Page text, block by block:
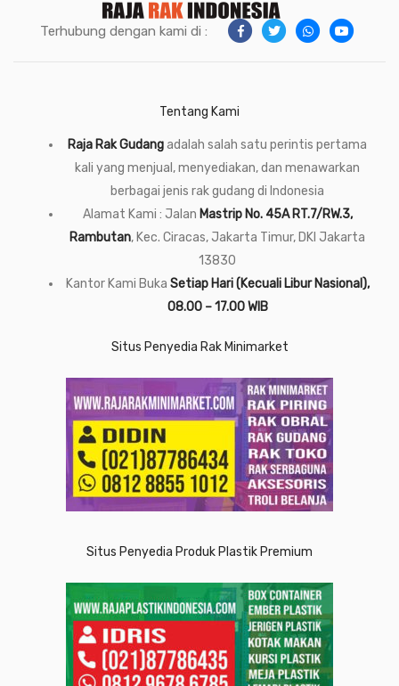
Terhubung dengan kami di :
Tentang Kami
Raja Rak Gudangadalah salah satu perintis pertama
kali yang menjual, menyediakan, dan menawarkan
berbagai jenis rak gudang di Indonesia
Alamat Kami : Jalan Mastrip No. 45A RT.7/RW.3,
Rambutan, Kec. Ciracas, Jakarta Timur, DKI Jakarta
13830
Kantor Kami Buka Setiap Hari (Kecuali Libur Nasional),
08.00 – 17.00 WIB
Situs Penyedia Rak Minimarket
Situs Penyedia Produk Plastik Premium